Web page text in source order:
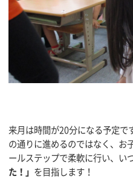
来月は時間が20分になる予定
の通りに進めるのではなく、お
ールステップで柔軟に行い、い
た！」 を目指します！